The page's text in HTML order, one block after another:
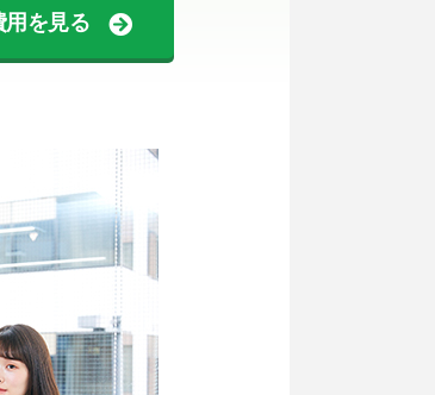
用を見る